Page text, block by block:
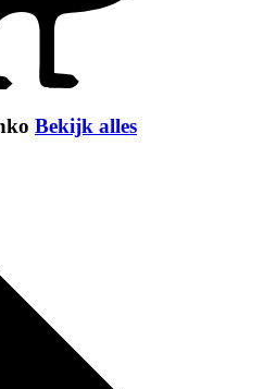
Bekijk alles